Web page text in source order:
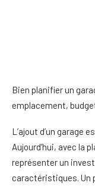
Bien planifier un
emplacement,
L’ajout d’un garage
Aujourd’hui, avec la
représenter un
caractéristiques. Un